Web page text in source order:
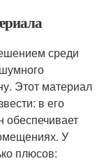
среди
Этот материал
в его
обеспечивает
У
плюсов: